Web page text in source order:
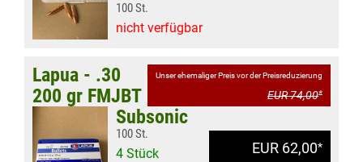
100 St.
nicht verfügbar
Unser ehemaliger Preis vor der Preisreduzierung
EUR 74,00*
EUR 62,00*
Lapua - .30
200 gr FMJBT
Subsonic
100 St.
4 Stück